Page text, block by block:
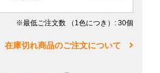
※最低ご注文数 （1色につき） : 30個
在庫切れ商品のご注文について